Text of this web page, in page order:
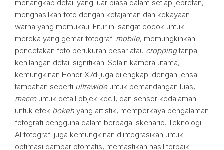
menangkap detail yang luar biasa dalam setiap jepretan,
menghasilkan foto dengan ketajaman dan kekayaan
warna yang memukau. Fitur ini sangat cocok untuk
mereka yang gemar fotografi mobile, memungkinkan
pencetakan foto berukuran besar atau croppingtanpa
kehilangan detail signifikan. Selain kamera utama,
kemungkinan Honor X7d juga dilengkapi dengan lensa
tambahan seperti ultrawideuntuk pemandangan luas,
macrountuk detail objek kecil, dan sensor kedalaman
untuk efek bokeh yang artistik, memperkaya pengalaman
fotografi pengguna dalam berbagai skenario. Teknologi
AI fotografi juga kemungkinan diintegrasikan untuk
optimasi gambar otomatis, memastikan hasil terbaik